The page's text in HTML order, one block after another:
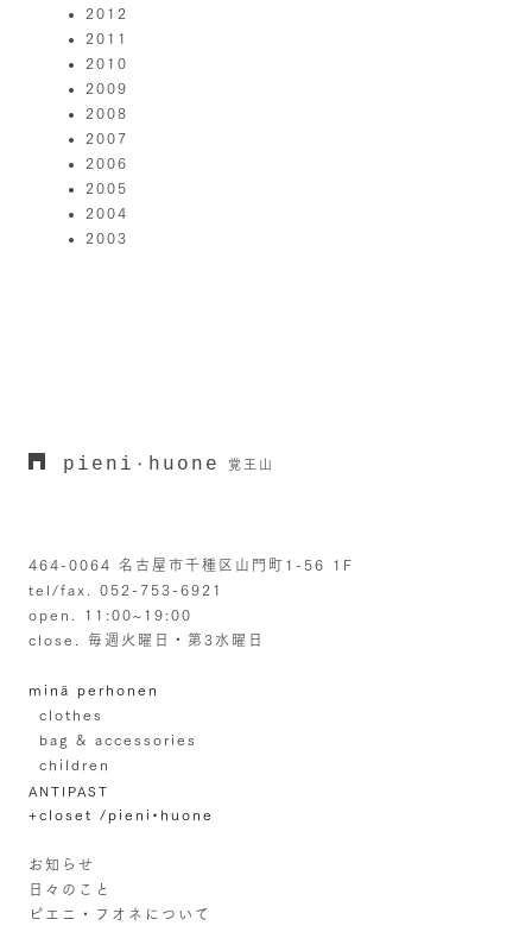
2012
2011
2010
2009
2008
2007
2006
2005
2004
2003
pieni ・ huone 覚王山
464-0064 名古屋市千種区山門町1-56 1F
tel/fax. 052-753-6921
open. 11:00~19:00
close. 毎週火曜日・第3水曜日
minä perhonen
clothes
bag & accessories
children
ANTIPAST
+closet /pieni•huone
お知らせ
日々のこと
ピエニ・フオネについて